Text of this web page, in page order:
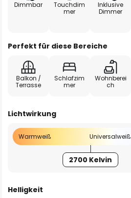
Dimmbar
Touchdim
mer
Inklusive
Dimmer
Perfekt für diese Bereiche
Balkon /
Terrasse
Schlafzim
mer
Wohnberei
ch
Lichtwirkung
Warmweiß Universalweiß
2700 Kelvin
Helligkeit